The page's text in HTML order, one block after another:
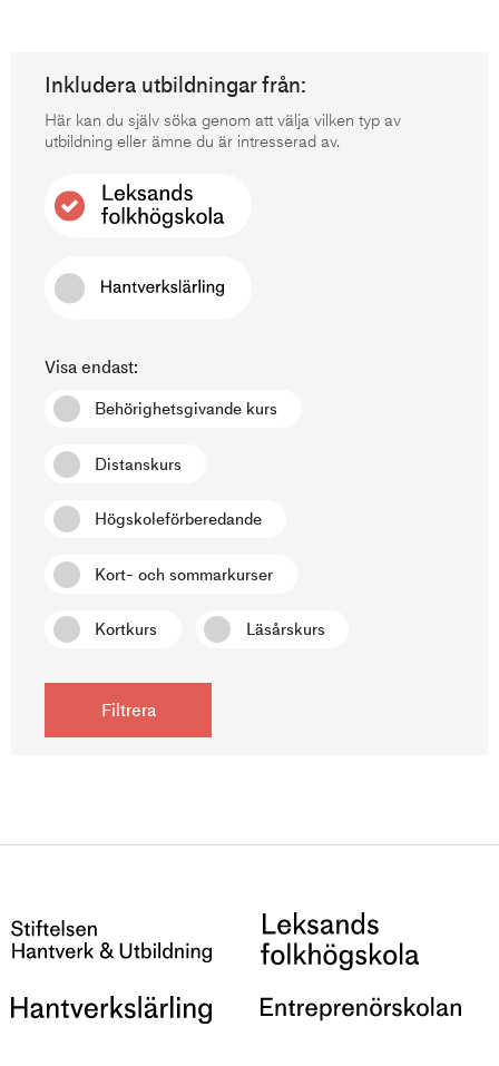
Inkludera utbildningar från:
Här kan du själv söka genom att välja vilken typ av
utbildning eller ämne du är intresserad av.
Visa endast:
Behörighetsgivande kurs
Distanskurs
Högskoleförberedande
Kort- och sommarkurser
Kortkurs Läsårskurs